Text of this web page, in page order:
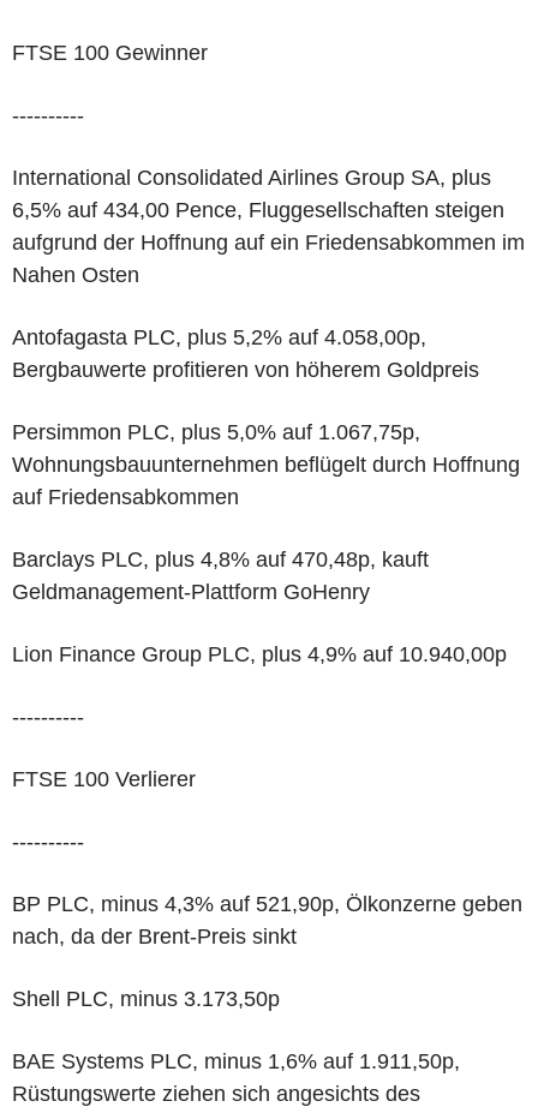
FTSE 100 Gewinner
----------
International Consolidated Airlines Group SA, plus
6,5% auf 434,00 Pence, Fluggesellschaften steigen
aufgrund der Hoffnung auf ein Friedensabkommen im
Nahen Osten
Antofagasta PLC, plus 5,2% auf 4.058,00p,
Bergbauwerte profitieren von höherem Goldpreis
Persimmon PLC, plus 5,0% auf 1.067,75p,
Wohnungsbauunternehmen beflügelt durch Hoffnung
auf Friedensabkommen
Barclays PLC, plus 4,8% auf 470,48p, kauft
Geldmanagement-Plattform GoHenry
Lion Finance Group PLC, plus 4,9% auf 10.940,00p
----------
FTSE 100 Verlierer
----------
BP PLC, minus 4,3% auf 521,90p, Ölkonzerne geben
nach, da der Brent-Preis sinkt
Shell PLC, minus 3.173,50p
BAE Systems PLC, minus 1,6% auf 1.911,50p,
Rüstungswerte ziehen sich angesichts des